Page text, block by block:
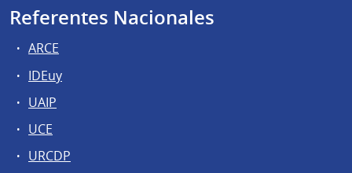
Referentes Nacionales
ARCE
IDEuy
UAIP
UCE
URCDP